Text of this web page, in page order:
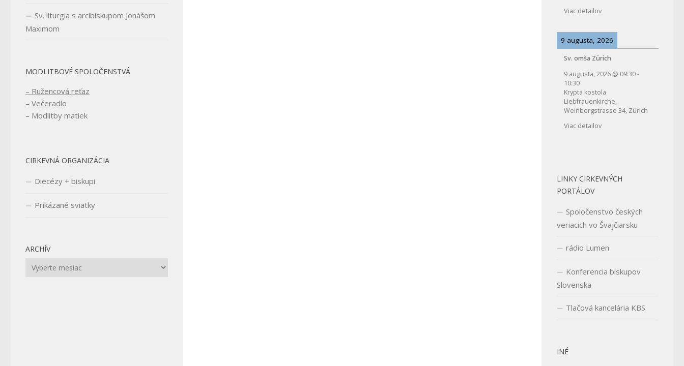
Sv. liturgia s arcibiskupom Jonášom
Maximom
MODLITBOVÉ SPOLOČENSTVÁ
– Ružencová reťaz
– Večeradlo
– Modlitby matiek
CIRKEVNÁ ORGANIZÁCIA
Diecézy + biskupi
Prikázané sviatky
ARCHÍV
Archív
Viac detailov
9 augusta, 2026
Sv. omša Zürich
9 augusta, 2026 @ 09:30-
10:30
Krypta kostola
Liebfrauenkirche,
Weinbergstrasse 34, Zürich
Viac detailov
LINKY CIRKEVNÝCH
PORTÁLOV
Spoločenstvo českých
veriacich vo Švajčiarsku
rádio Lumen
Konferencia biskupov
Slovenska
Tlačová kancelária KBS
INÉ